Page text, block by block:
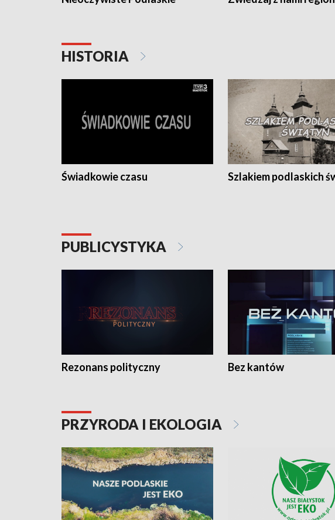
HISTORIA
Świadkowie czasu Szlakiem podlaskich
PUBLICYSTYKA
Rezonans polityczny Bez kantów
PRZYRODA I EKOLOGIA